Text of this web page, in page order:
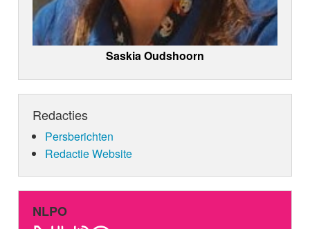
Saskia Oudshoorn
Redacties
Persberichten
Redactie Website
NLPO